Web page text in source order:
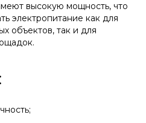
высокую мощность, что
электропитание как для
объектов, так и для